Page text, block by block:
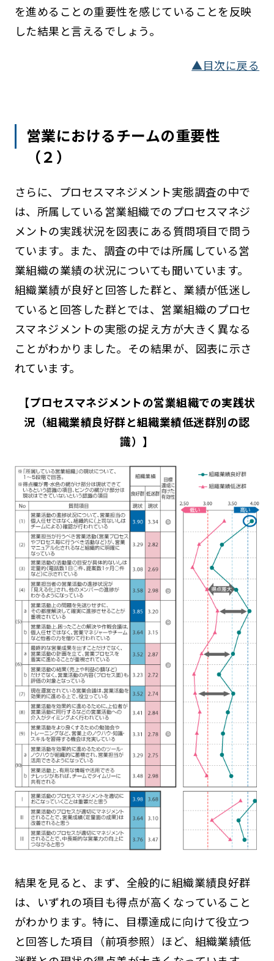
を進めることの重要性を感じていることを反映
した結果と言えるでしょう。
▲目次に戻る
営業におけるチームの重要性
（２）
さらに、プロセスマネジメント実態調査の中で
は、所属している営業組織でのプロセスマネジ
メントの実践状況を図表にある質問項目で問う
ています。また、調査の中では所属している営
業組織の業績の状況についても聞いています。
組織業績が良好と回答した群と、業績が低迷し
ていると回答した群とでは、営業組織のプロセ
スマネジメントの実態の捉え方が大きく異なる
ことがわかりました。その結果が、図表に示さ
れています。
【プロセスマネジメントの営業組織での実践状
況（組織業績良好群と組織業績低迷群別の認
識）】
結果を見ると、まず、全般的に組織業績良好群
は、いずれの項目も得点が高くなっていること
がわかります。特に、目標達成に向けて役立つ
と回答した項目（前項参照）ほど、組織業績低